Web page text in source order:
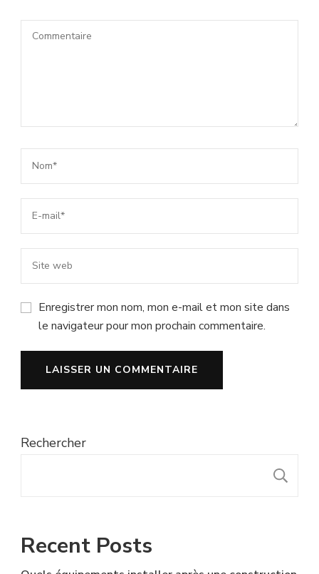
Enregistrer mon nom, mon e-mail et mon site dans
le navigateur pour mon prochain commentaire.
Rechercher
Recent Posts